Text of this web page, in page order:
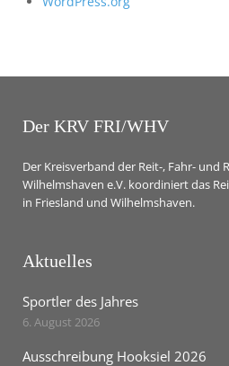
Der KRV FRI/WHV
Der Kreisverband der Reit-, Fahr- und
Wilhelmshaven e.V. koordiniert das
in Friesland und Wilhelmshaven.
Aktuelles
Sportler des Jahres
6. August 2026
Ausschreibung Hooksiel 2026